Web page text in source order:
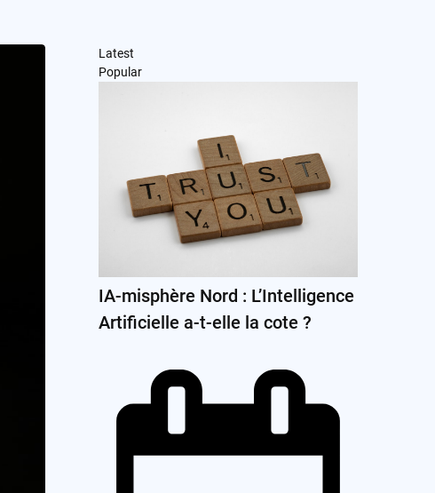
Latest
Popular
IA-misphère Nord : L’Intelligence
Artificielle a-t-elle la cote ?